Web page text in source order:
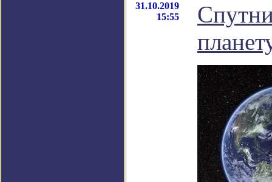
31.10.2019
15:55